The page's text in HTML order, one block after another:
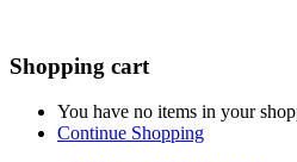
Shopping cart
You have no items in your
Continue Shopping